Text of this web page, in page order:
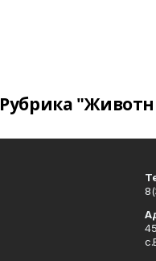
Рубрика